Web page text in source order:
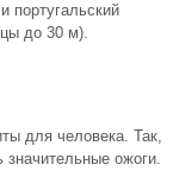
португальский
до 30 м).
для человека. Так,
значительные ожоги.